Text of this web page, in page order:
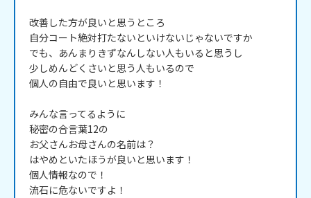
改善した方が良いと思うところ
自分コート絶対打たないといけないじゃないですか
でも、あんまりきずなんしない人もいると思うし
少しめんどくさいと思う人もいるので
個人の自由で良いと思います！
みんな言ってるように
秘密の合言葉12の
お父さんお母さんの名前は？
はやめといたほうが良いと思います！
個人情報なので！
流石に危ないですよ！